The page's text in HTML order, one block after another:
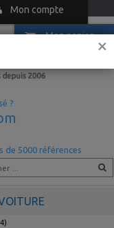
×
Mon compte
Mon panier
?
de 5000 références